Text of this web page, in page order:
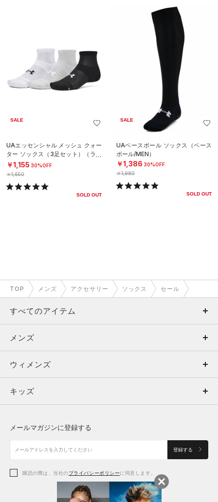
SALE
UAエッセンシャル メッシュ クォー
ター ソックス（3足セット）（ライ
フスタイル/UNISEX）
￥1,155 30%OFF
￥1,650
SOLD OUT
SALE
UAベースボール ソックス（ベース
ボール/MEN）
￥1,386 30%OFF
￥1,980
SOLD OUT
TOP メンズ アクセサリー ソックス セール
すべてのアイテム
メンズ
ウィメンズ
キッズ
アクセサリー
メンズ
トップス
ボトムス
アクセサリー
ウィメンズ
トップス
シューズ
アクセサリー
キッズ
シューズ
メールマガジンに登録する
登録する
購読の際は、当社のプライバシーポリシーに同意します。